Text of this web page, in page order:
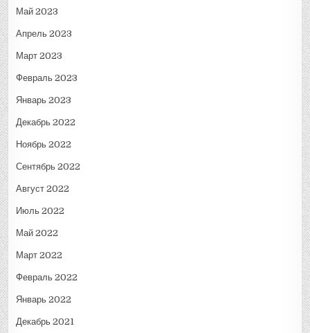
Май 2023
Апрель 2023
Март 2023
Февраль 2023
Январь 2023
Декабрь 2022
Ноябрь 2022
Сентябрь 2022
Август 2022
Июль 2022
Май 2022
Март 2022
Февраль 2022
Январь 2022
Декабрь 2021